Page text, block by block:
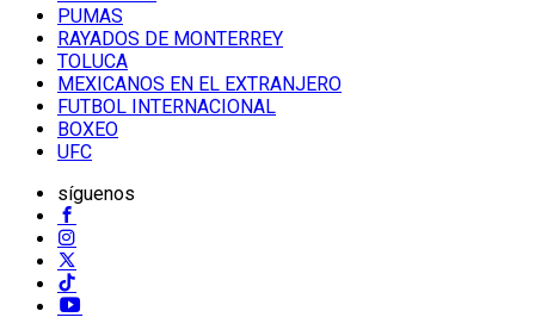
PUMAS
RAYADOS DE MONTERREY
TOLUCA
MEXICANOS EN EL EXTRANJERO
FUTBOL INTERNACIONAL
BOXEO
UFC
síguenos